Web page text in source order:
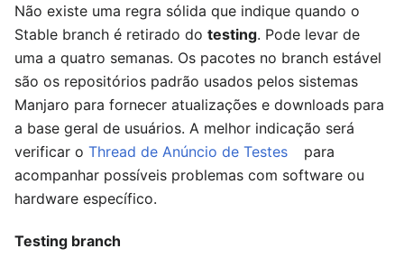
Não existe uma regra sólida que indique quando o
Stable branch é retirado do testing. Pode levar de
uma a quatro semanas. Os pacotes no branch estável
são os repositórios padrão usados pelos sistemas
Manjaro para fornecer atualizações e downloads para
a base geral de usuários. A melhor indicação será
verificar o Thread de Anúncio de Testes
para
acompanhar possíveis problemas com software ou
hardware específico.
Testing branch